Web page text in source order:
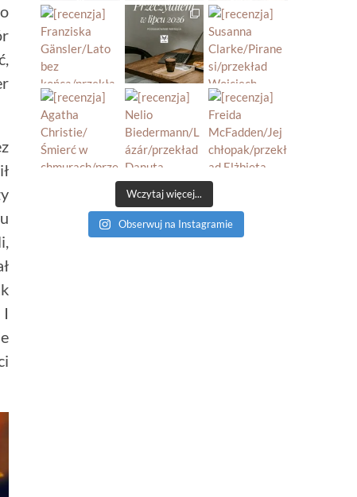
Wczytaj więcej...
Obserwuj na Instagramie